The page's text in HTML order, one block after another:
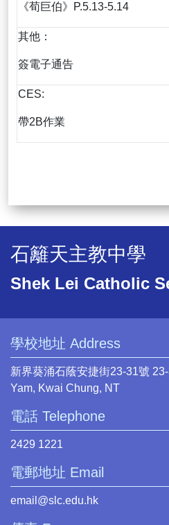
《荀巨伯》P.5.13-5.14
其他：
簽電子通告
CES:
帶2B作業
石籬天主教中學
Shek Lei Catholic
學校地址 Address
新界葵涌石蔭安捷街23-31號
Yam, Kwai Chung, NT
電話 Telephone
2429 1221
電郵地址 Email
email@slc.edu.hk